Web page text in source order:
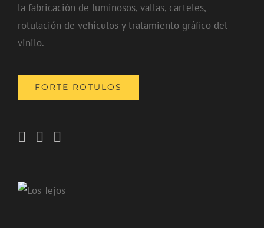
la fabricación de luminosos, vallas, carteles,
rotulación de vehículos y tratamiento gráfico del
vinilo.
FORTE ROTULOS